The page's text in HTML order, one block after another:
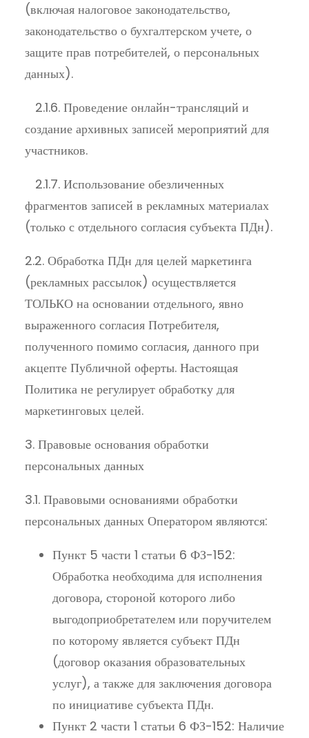
(включая налоговое законодательство,
законодательство о бухгалтерском учете, о
защите прав потребителей, о персональных
данных).
2.1.6. Проведение онлайн-трансляций и
создание архивных записей мероприятий для
участников.
2.1.7. Использование обезличенных
фрагментов записей в рекламных материалах
(только с отдельного согласия субъекта ПДн).
2.2. Обработка ПДн для целей маркетинга
(рекламных рассылок) осуществляется
ТОЛЬКО на основании отдельного, явно
выраженного согласия Потребителя,
полученного помимо согласия, данного при
акцепте Публичной оферты. Настоящая
Политика не регулирует обработку для
маркетинговых целей.
3. Правовые основания обработки
персональных данных
3.1. Правовыми основаниями обработки
персональных данных Оператором являются:
Пункт 5 части 1 статьи 6 ФЗ-152:
Обработка необходима для исполнения
договора, стороной которого либо
выгодоприобретателем или поручителем
по которому является субъект ПДн
(договор оказания образовательных
услуг), а также для заключения договора
по инициативе субъекта ПДн.
Пункт 2 части 1 статьи 6 ФЗ-152: Наличие